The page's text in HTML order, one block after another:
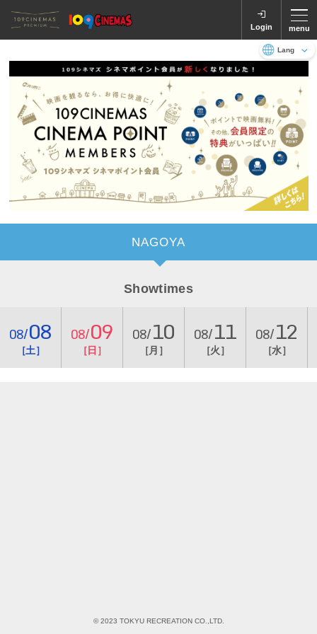
Login menu
NAGOYA
Showtimes
08/08
［土］
08/09
［日］
08/10
［月］
08/11
［火］
08/12
［水］
© 2023 TOKYU RECREATION CO.,LTD.